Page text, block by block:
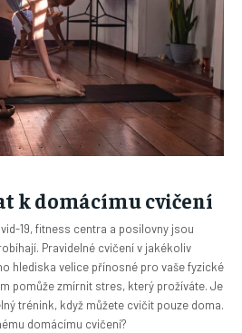
k domácímu cvičení
19, fitness centra a posilovny jsou
Pravidelné cvičení v jakékoliv
hlediska velice přínosné pro vaše fyzické
pomůže zmírnit stres, který prožíváte. Je
trénink, když můžete cvičit pouze doma.
domácímu cvičení?